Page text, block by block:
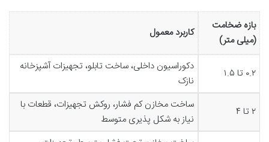
بازه ضخامت
(میلی متر)
کاربرد معمول
۰.۲ تا ۱.۵
دکوراسیون داخلی، ساخت تابلو، تجهیزات آشپزخانه
نازک
۲ تا ۴
ساخت مخازن کم فشار، روکش تجهیزات، قطعات با
نیاز به شکل پذیری متوسط